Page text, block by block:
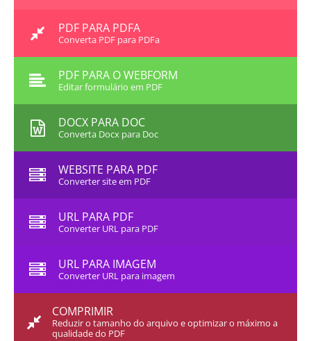
PDF PARA PDFA
Converta PDF para PDFa
PDF PARA O WEBFORM
Editar formulário em PDF
DOCX PARA DOC
Converta Docx para Doc
WEBSITE PARA PDF
Converter site em PDF
URL PARA PDF
Converter URL para PDF
URL PARA IMAGEM
Converter URL para imagem
COMPRIMIR
Reduzir o tamanho do arquivo e optimizar o máximo a
qualidade do PDF